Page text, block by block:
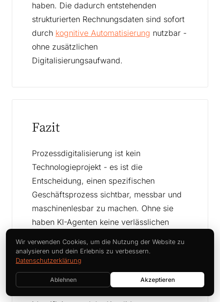
haben. Die dadurch entstehenden
strukturierten Rechnungsdaten sind sofort
durch kognitive Automatisierung nutzbar -
ohne zusätzlichen
Digitalisierungsaufwand.
Fazit
Prozessdigitalisierung ist kein
Technologieprojekt - es ist die
Entscheidung, einen spezifischen
Geschäftsprozess sichtbar, messbar und
maschinenlesbar zu machen. Ohne sie
haben KI-Agenten keine verlässlichen
strukturierten Daten zum Weiterleiten. Für
Mittelstandsunternehmen, die eine KI-
Einführung planen, ist die produktivste
Wir verwenden Cookies, um die Nutzung der Website zu
analysieren und dein Erlebnis zu verbessern.
Datenschutzerklärung
Ablehnen Akzeptieren